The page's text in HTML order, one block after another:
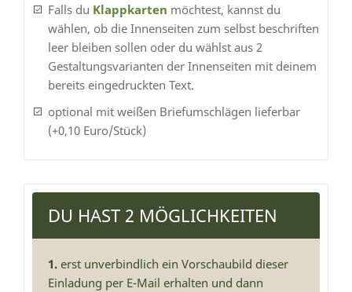
Falls du Klappkarten möchtest, kannst du
wählen, ob die Innenseiten zum selbst beschriften
leer bleiben sollen oder du wählst aus 2
Gestaltungsvarianten der Innenseiten mit deinem
bereits eingedruckten Text.
optional mit weißen Briefumschlägen lieferbar
(+0,10 Euro/Stück)
DU HAST 2 MÖGLICHKEITEN
1. erst unverbindlich ein Vorschaubild dieser
Einladung per E-Mail erhalten und dann